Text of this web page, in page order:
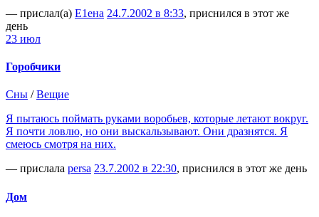
— прислал(а) Е1ена 24.7.2002 в 8:33, приснился в этот же
день
23 июл
Горобчики
Сны /Вещие
Я пытаюсь поймать руками воробьев, которые летают вокруг.
Я почти ловлю, но они выскальзывают. Они дразнятся. Я
смеюсь смотря на них.
— прислала persa 23.7.2002 в 22:30, приснился в этот же день
Дом